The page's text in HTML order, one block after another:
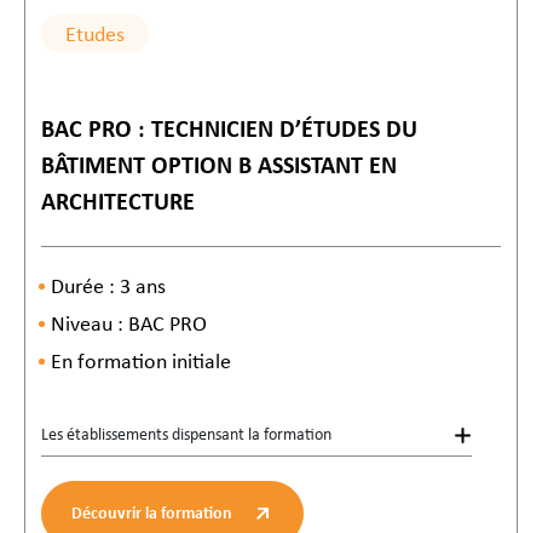
Etudes
BAC PRO : TECHNICIEN D’ÉTUDES DU
BÂTIMENT OPTION B ASSISTANT EN
ARCHITECTURE
Durée : 3 ans
Niveau : BAC PRO
En formation initiale
Les établissements dispensant la formation
Découvrir la formation